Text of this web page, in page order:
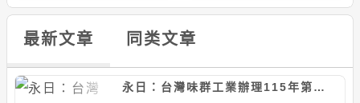
最新文章 同类文章
永日：台灣味群工業辦理115年第一次現增600萬股案，每股45元